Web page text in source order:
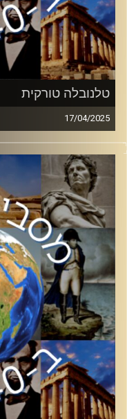
טלנובלה טורקית
17/04/2025
בחודשים האחרונים שמה
בחדשות. הצלחות
– לאן טורקיה הולכת?
תנתח את מדיניות החוץ
קרדיט תמונות:יוסי מצרי